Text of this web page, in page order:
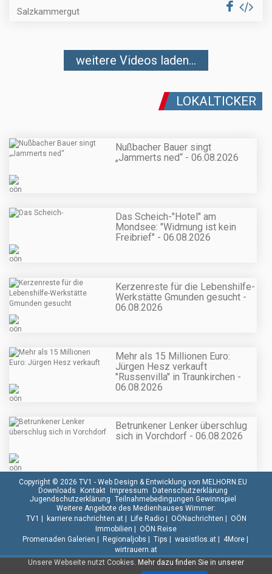
Salzkammergut
weitere Videos laden...
LOKALTICKER
Nußbacher Bauer singt
„Jammerts ned“ - 06.08.2026
Das Scheich-"Hotel" am
Mondsee: "Widmung ist kein
Freibrief" - 06.08.2026
Kerzenreste für die Lebenshilfe-
Werkstätte Gmunden gesucht -
06.08.2026
Mehr als 15 Millionen Euro:
Jürgen Hesz verkauft
"Russenvilla" in Traunkirchen -
06.08.2026
Betrunkener Lenker überschlug
sich in Vorchdorf - 06.08.2026
Unsere Webseite nutzt Cookies. Mehr dazu finden Sie in unserer
Copyright © 2026 TV1 - Web Design & Entwicklung von MELHORN.EU
Downloads
Kontakt Impressum
Datenschutzerklärung
Jugendschutzerklärung Teilnahmebedingungen Gewinnspiel
Weitere Angebote des Medienhauses Wimmer:
TV1
karriere.nachrichten.at| Life Radio| OÖNachrichten
OÖN
Immobilien
OÖN Reise
Promenaden Galerien
Regionaljobs Tips wasistlos.at| 4More|
wirtrauern.at